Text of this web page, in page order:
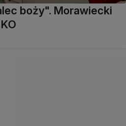
boży". Morawiecki